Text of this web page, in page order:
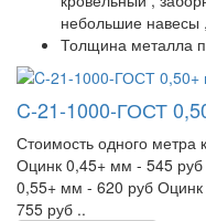
небольшие навесы ,
Толщина металла
C-21-1000-ГОСТ
Стоимость одного метра
Оцинк 0,45+ мм - 545
0,55+ мм - 620 руб
755 руб ..